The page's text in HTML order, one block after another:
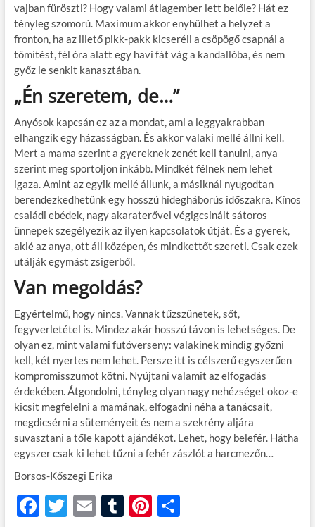
vajban füröszti? Hogy valami átlagember lett belőle? Hát ez
tényleg szomorú. Maximum akkor enyhülhet a helyzet a
fronton, ha az illető pikk-pakk kicseréli a csöpögő csapnál a
tömítést, fél óra alatt egy havi fát vág a kandallóba, és nem
győz le senkit kanasztában.
„Én szeretem, de…”
Anyósok kapcsán ez az a mondat, ami a leggyakrabban
elhangzik egy házasságban. És akkor valaki mellé állni kell.
Mert a mama szerint a gyereknek zenét kell tanulni, anya
szerint meg sportoljon inkább. Mindkét félnek nem lehet
igaza. Amint az egyik mellé állunk, a másiknál nyugodtan
berendezkedhetünk egy hosszú hidegháborús időszakra. Kínos
családi ebédek, nagy akaraterővel végigcsinált sátoros
ünnepek szegélyezik az ilyen kapcsolatok útját. És a gyerek,
akié az anya, ott áll középen, és mindkettőt szereti. Csak ezek
utálják egymást zsigerből.
Van megoldás?
Egyértelmű, hogy nincs. Vannak tűzszünetek, sőt,
fegyverletétel is. Mindez akár hosszú távon is lehetséges. De
olyan ez, mint valami futóverseny: valakinek mindig győzni
kell, két nyertes nem lehet. Persze itt is célszerű egyszerűen
kompromisszumot kötni. Nyújtani valamit az elfogadás
érdekében. Átgondolni, tényleg olyan nagy nehézséget okoz-e
kicsit megfelelni a mamának, elfogadni néha a tanácsait,
megdicsérni a süteményeit és nem a szekrény aljára
suvasztani a tőle kapott ajándékot. Lehet, hogy belefér. Hátha
egyszer csak ki lehet tűzni a fehér zászlót a harcmezőn…
Borsos-Kőszegi Erika
F T E T Pi O